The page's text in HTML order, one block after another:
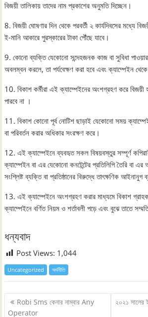
বিজয়ী তালিকায় তাদের নাম প্রকাশের অনুমতি দিচ্ছেন।
8. বিজয়ী ঘোষণার দিন থেকে পরবর্তী ২ কার্যদিবসের মধ্যে
ই-মানি আকারে পুরস্কারের টাকা পৌঁছে যাবে।
9. কোনো ব্যক্তি যেকোনো সন্দেহজনক কাজ বা সুবিধা
অবলম্বন করলে, তা পর্যবেক্ষণ করা হবে এবং ক্যাম্পেইন
10. বিকাশ কর্মীরা এই ক্যাম্পেইনের অংশগ্রহণ করে
পারবে না ।
11. বিকাশ কোনো পূর্ব নোটিশ ছাড়াই যেকোনো সময়
বা পরিবর্তন করার অধিকার সংরক্ষণ করে।
12. এই ক্যাম্পেইনে ব্যবহৃত সকল বিষয়বস্তুর সম্পূর্ণ
ক্যাম্পেইন বা এর যেকোনো কনটেন্টের প্রতিলিপি তৈরি বা
সংশ্লিষ্ট ব্যক্তি বা প্রতিষ্ঠানের বিরুদ্ধে তাৎক্ষণিক
13. এই ক্যাম্পেইনে অংশগ্রহণ করার মাধ্যমে বিকাশ
ক্যাম্পেইনে বর্ণিত নিয়ম ও শর্তাবলী পড়ে এবং বুঝে তাতে
ধন্যবাদ
Post Views: 1,044
Uncategorized অর্থনীতি
Post
navigation
Robi Sms কেনার নাম্বার Any
Operator
২০২১ সালের